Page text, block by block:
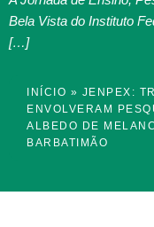
Bela Vista do Instituto
[…]
INÍCIO » JENPEX:
ENVOLVERAM
ALBEDO DE
BARBATIMÃO